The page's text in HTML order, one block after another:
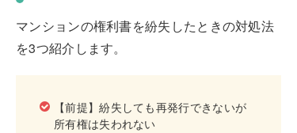
マンションの権利書を紛失したときの対処法
を3つ紹介します。
【前提】紛失しても再発行できないが
所有権は失われない